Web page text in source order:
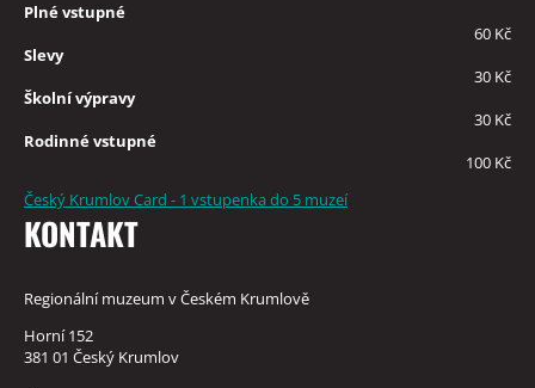
Plné vstupné
60 Kč
Slevy
30 Kč
Školní výpravy
30 Kč
Rodinné vstupné
100 Kč
Český Krumlov Card - 1 vstupenka do 5 muzeí
KONTAKT
Regionální muzeum v Českém Krumlově
Horní 152
381 01 Český Krumlov